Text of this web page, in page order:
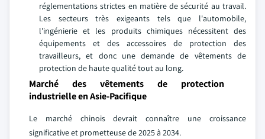
réglementations strictes en matière de sécurité au travail.
Les secteurs très exigeants tels que l'automobile,
l'ingénierie et les produits chimiques nécessitent des
équipements et des accessoires de protection des
travailleurs, et donc une demande de vêtements de
protection de haute qualité tout au long.
Marché des vêtements de protection
industrielle en Asie-Pacifique
Le marché chinois devrait connaître une croissance
significative et prometteuse de 2025 à 2034.